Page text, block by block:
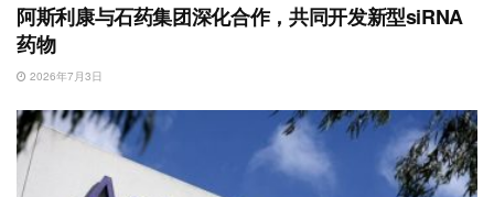
阿斯利康与石药集团深化合作，共同开发新型siRNA
药物
2026年7月3日